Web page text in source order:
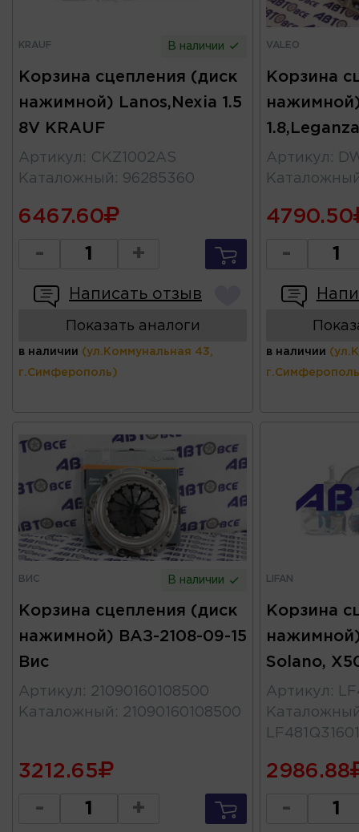
KRAUF В наличии
Корзина сцепления (диск
нажимной) Lanos,Nexia 1.5
8V KRAUF
Артикул : CKZ1002AS
Каталожный : 96285360
6467.60
- +
Написать отзыв
Показать аналоги
в наличии (ул.Коммунальная 43,
г.Симферополь)
VALEO
Корзина
Артикул :
4790.50
-
в наличии
ВИС В наличии
Корзина сцепления (диск
нажимной) ВАЗ-2108-09-15
Вис
Артикул : 21090160108500
Каталожный : 21090160108500
3212.65
- +
LIFAN
Корзина
Solano,
Артикул :
2986.88
-